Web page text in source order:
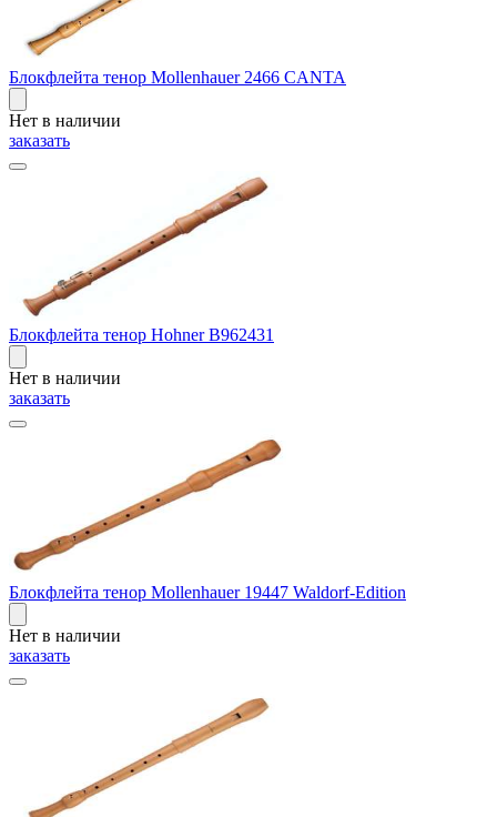
Блокфлейта тенор Mollenhauer 2466 CANTA
Нет в наличии
заказать
Блокфлейта тенор Hohner B962431
Нет в наличии
заказать
Блокфлейта тенор Mollenhauer 19447 Waldorf-Edition
Нет в наличии
заказать